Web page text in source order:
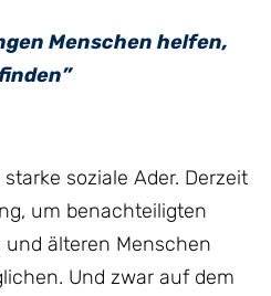
Menschen helfen,
soziale Ader. Derzeit
um benachteiligten
älteren Menschen
Und zwar auf dem